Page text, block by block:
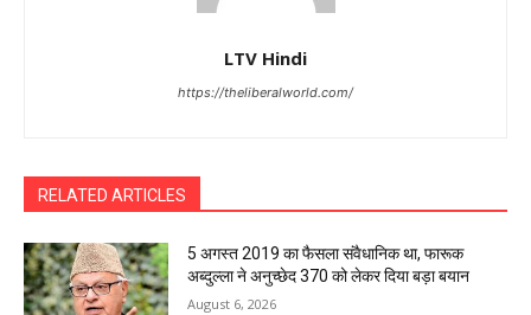
LTV Hindi
https://theliberalworld.com/
RELATED ARTICLES
5 अगस्त 2019 का फैसला संवैधानिक था, फारूक
अब्दुल्ला ने अनुच्छेद 370 को लेकर दिया बड़ा बयान
August 6, 2026